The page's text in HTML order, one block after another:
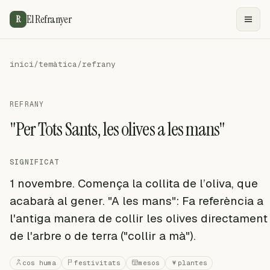
R El Refranyer
inici/temàtica/refrany
REFRANY
"Per Tots Sants, les olives a les mans"
SIGNIFICAT
1 novembre. Comença la collita de l’oliva, que
acabarà al gener. "A les mans": Fa referència a
l'antiga manera de collir les olives directament
de l'arbre o de terra ("collir a mà").
cos huma festivitats mesos plantes